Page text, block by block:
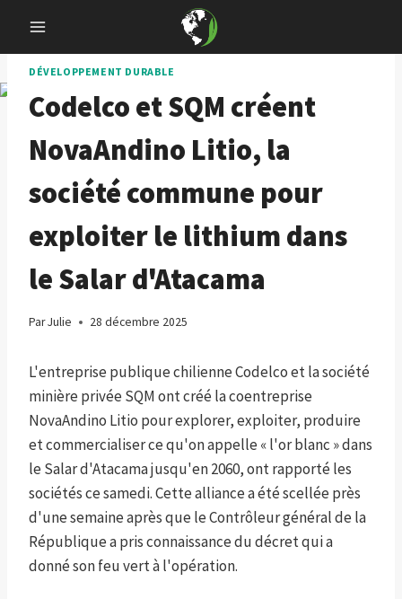
content
DÉVELOPPEMENT DURABLE
Codelco et SQM créent
NovaAndino Litio, la
société commune pour
exploiter le lithium dans
le Salar d'Atacama
ParJulie 28 décembre 2025
L'entreprise publique chilienne Codelco et la société
minière privée SQM ont créé la coentreprise
NovaAndino Litio pour explorer, exploiter, produire
et commercialiser ce qu'on appelle « l'or blanc » dans
le Salar d'Atacama jusqu'en 2060, ont rapporté les
sociétés ce samedi. Cette alliance a été scellée près
d'une semaine après que le Contrôleur général de la
République a pris connaissance du décret qui a
donné son feu vert à l'opération.